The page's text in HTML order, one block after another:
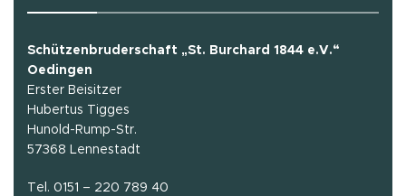
Schützenbruderschaft „St. Burchard 1844 e.V.“
Oedingen
Erster Beisitzer
Hubertus Tigges
Hunold-Rump-Str.
57368 Lennestadt
Tel. 0151 – 220 789 40